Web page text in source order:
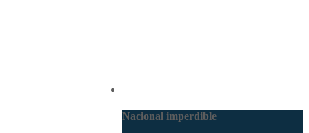
Nacional imperdible